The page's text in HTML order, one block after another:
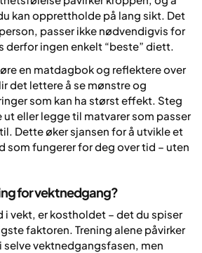
kan opprettholde på lang sikt. Det
passer ikke nødvendigvis for
derfor ingen enkelt “beste” diett.
en matdagbok og reflektere over
det lettere å se mønstre og
som kan ha størst effekt. Steg
eller legge til matvarer som passer
Dette øker sjansen for å utvikle et
fungerer for deg over tid – uten
for vektnedgang?
i vekt, er kostholdet – det du spiser
faktoren. Trening alene påvirker
selve vektnedgangsfasen, men